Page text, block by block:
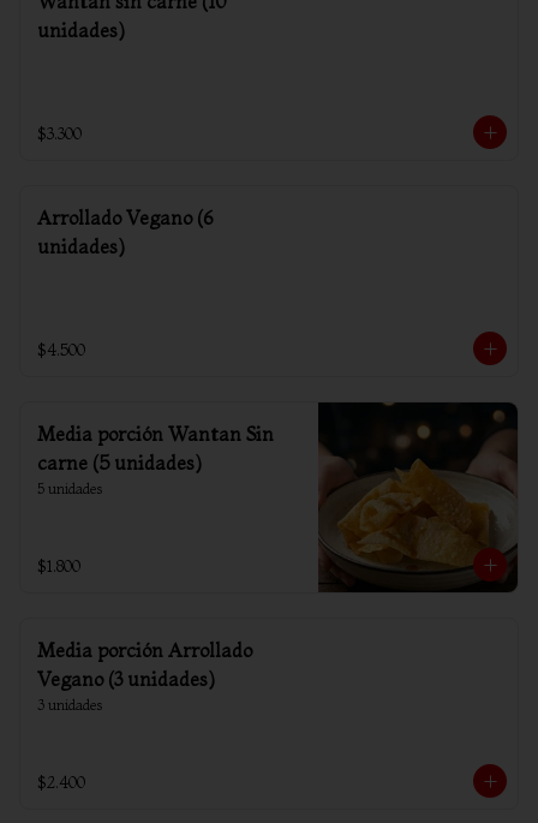
unidades)
$3.300
Arrollado Vegano (6
unidades)
$4.500
Media porción Wantan Sin
carne (5 unidades)
5 unidades
$1.800
Media porción Arrollado
Vegano (3 unidades)
3 unidades
$2.400